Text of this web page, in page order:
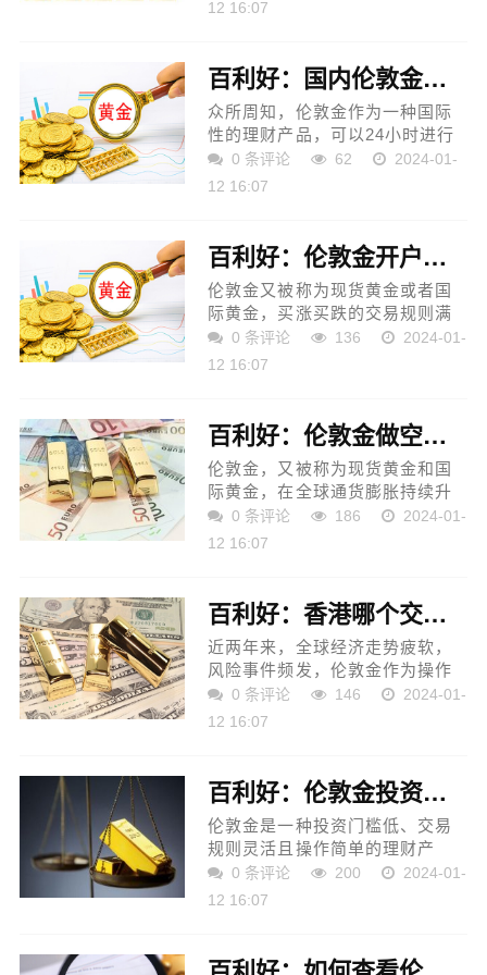
12 16:07
百利好：国内伦敦金的交易时间表,哪个时间段更赚钱?
众所周知，伦敦金作为一种国际
性的理财产品，可以24小时进行
交易，且在杠杆交易和双向交易
的规则下，盈利机会多，收益可
0 条评论 62
2024-01-
12 16:07
百利好：伦敦金开户有哪些正规平台？
伦敦金又被称为现货黄金或者国
际黄金，买涨买跌的交易规则满
足了投资者双向交易的投资需
求，因此受到全球众多贵金属投
0 条评论 136
2024-01-
12 16:07
百利好：伦敦金做空怎么卖出？
伦敦金，又被称为现货黄金和国
际黄金，在全球通货膨胀持续升
温的背景下，是最受投资者青睐
的避险资产之一。了解过伦敦金
0 条评论 186
2024-01-
12 16:07
百利好：香港哪个交易伦敦金的平台好？
近两年来，全球经济走势疲软，
风险事件频发，伦敦金作为操作
简单的黄金投资产品，深受全球
投资者的青睐，成为当下最热门
0 条评论 146
2024-01-
12 16:07
百利好：伦敦金投资如何避免被强制平仓？
伦敦金是一种投资门槛低、交易
规则灵活且操作简单的理财产
品，在黄金价格逐渐水涨船高
时，伦敦金投资成为金融市场上
0 条评论 200
2024-01-
12 16:07